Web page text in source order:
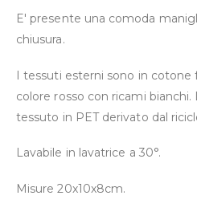
E' presente una comoda
chiusura.
I tessuti esterni sono in cotone
colore rosso con ricami
tessuto in PET derivato dal
Lavabile in lavatrice a 30°.
Misure 20x10x8cm.